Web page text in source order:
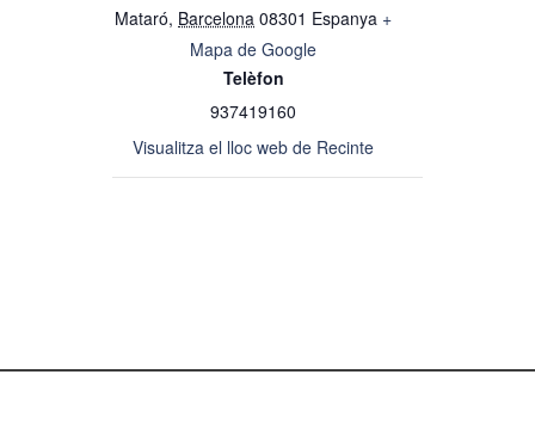
Mataró, Barcelona 08301 Espanya +
Mapa de Google
Telèfon
937419160
Visualitza el lloc web de Recinte